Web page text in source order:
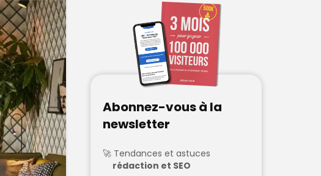
Abonnez-vous à la
newsletter
Tendances et astuces
rédaction et SEO